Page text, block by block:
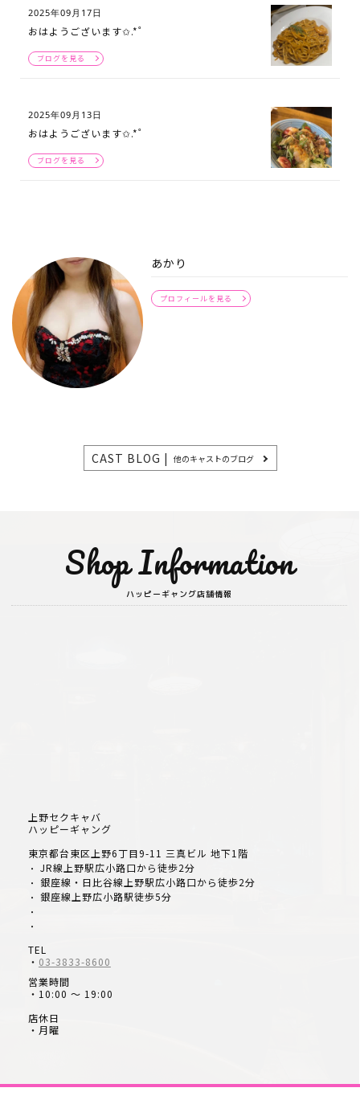
2025年09月17日
おはようございます✩.*˚
ブログを見る
2025年09月13日
おはようございます✩.*˚
ブログを見る
あかり
プロフィールを見る
CAST BLOG | 他のキャストのブログ
Shop Information
ハッピーギャング店舗情報
上野セクキャバ
ハッピーギャング
東京都台東区上野6丁目9-11 三真ビル 地下1階
・ JR線上野駅広小路口から徒歩2分
・ 銀座線・日比谷線上野駅広小路口から徒歩2分
・ 銀座線上野広小路駅徒歩5分
・
・
TEL
・ 03-3833-8600
営業時間
・10:00 ～ 19:00
店休日
・月曜